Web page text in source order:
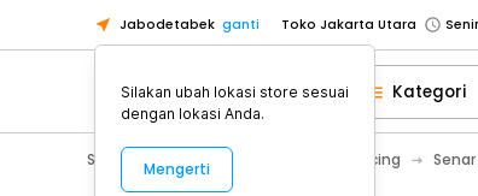
Jabodetabek ganti Toko Jakarta Utara
Toko Tangerang
Toko Cikupa
Pick n Go Jakarta Barat
Pick n Go Bekasi
Senin
Kategori
Sport & Outdoor Olahraga Memancing
Silakan ubah lokasi store sesuai
dengan lokasi Anda.
Mengerti